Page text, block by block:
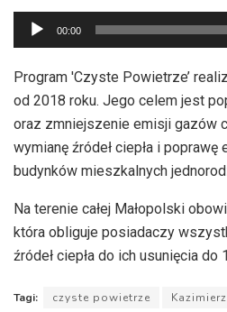
Odtwarzacz
plików
dźwiękowych
00:00
Program 'Czyste Powietrze’
od 2018 roku. Jego celem jest
oraz zmniejszenie emisji gazów
wymianę źródeł ciepła i
budynków mieszkalnych
Na terenie całej Małopolski
która obliguje posiadaczy
źródeł ciepła do ich usunięcia
Tagi: czyste powietrze